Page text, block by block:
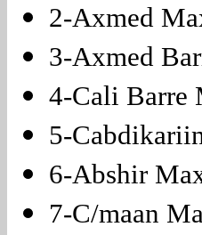
2-Axmed
3-Axmed
4-Cali Barre
5-
6-Abshir
7-C/maan